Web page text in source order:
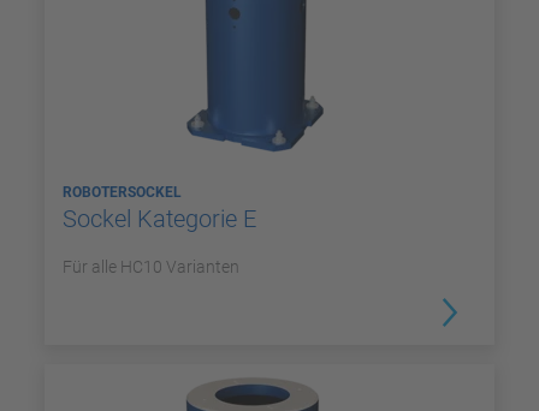
ROBOTERSOCKEL
Sockel Kategorie E
Für alle HC10 Varianten